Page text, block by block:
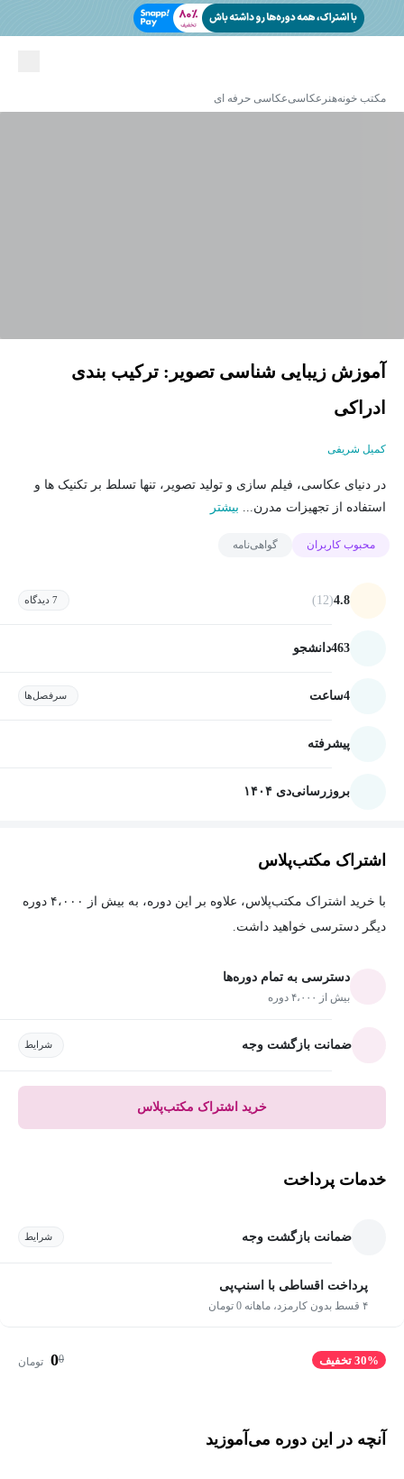
مکتب خونههنر عکاسیعکاسی حرفه ای
آموزش زیبایی شناسی تصویر: ترکیب بندی
ادراکی
کمیل شریفی
در دنیای عکاسی، فیلم سازی و تولید تصویر، تنها تسلط بر تکنیک ها و
استفاده از تجهیزات مدرن... بیشتر
محبوب کاربران گواهی‌نامه
4.8
(12) 7 دیدگاه
463دانشجو
4ساعت سرفصل‌ها
پیشرفته
بروزرسانیدی ۱۴۰۴
اشتراک مکتب‌پلاس
با خرید اشتراک مکتب‌پلاس، علاوه بر این دوره، به بیش از ۴،۰۰۰ دوره
دیگر دسترسی خواهید داشت.
دسترسی به تمام دوره‌ها
بیش از ۴،۰۰۰ دوره
ضمانت بازگشت وجه شرایط
خرید اشتراک مکتب‌پلاس
خدمات پرداخت
ضمانت بازگشت وجه شرایط
پرداخت اقساطی با اسنپ‌پی
۴ قسط بدون کارمزد، ماهانه 0 تومان
30% تخفیف 0
0 تومان
آنچه در این دوره می‌آموزید